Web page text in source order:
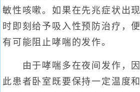
敏性咳嗽。如果在先兆症状出现
时即刻给予吸入性预防治疗，便
有可能阻止哮喘的发作。
由于哮喘多在夜间发作，因
此患者卧室既要保持一定温度和